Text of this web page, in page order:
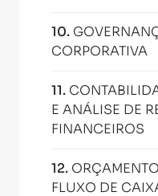
10.
CORPORATIVA
11.
E ANÁLISE DE
FINANCEIROS
12.
FLUXO DE